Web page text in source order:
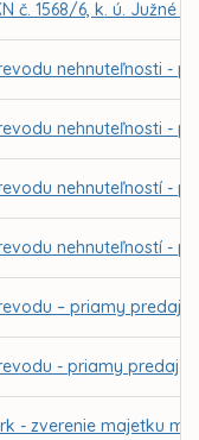
č. 1568/6, k. ú. Južné
nehnuteľnosti -
nehnuteľnosti -
nehnuteľností -
nehnuteľností -
– priamy predaj
- priamy predaj
- zverenie majetku